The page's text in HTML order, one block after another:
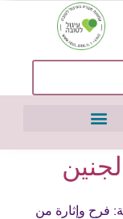
فرح وإثارة من